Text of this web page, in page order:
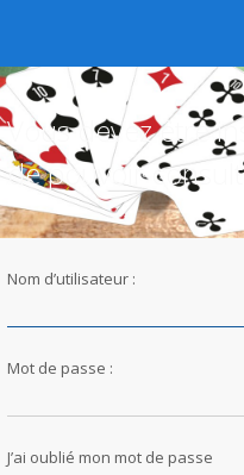
Vous devez être
de pouvoir
Nom d’utilisateur :
Mot de passe :
J’ai oublié mon mot de passe